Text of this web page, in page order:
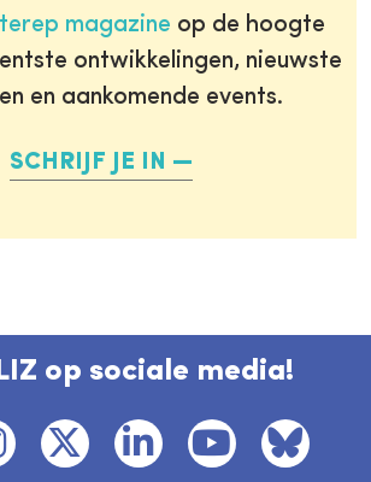
magazine op de hoogte
ontwikkelingen, nieuwste
en aankomende events.
SCHRIJF JE IN
op sociale media!